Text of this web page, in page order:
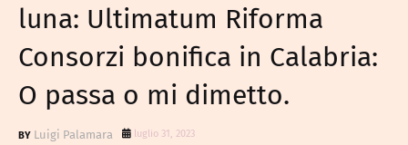
luna: Ultimatum Riforma
Consorzi bonifica in Calabria:
O passa o mi dimetto.
Luigi Palamara luglio 31, 2023